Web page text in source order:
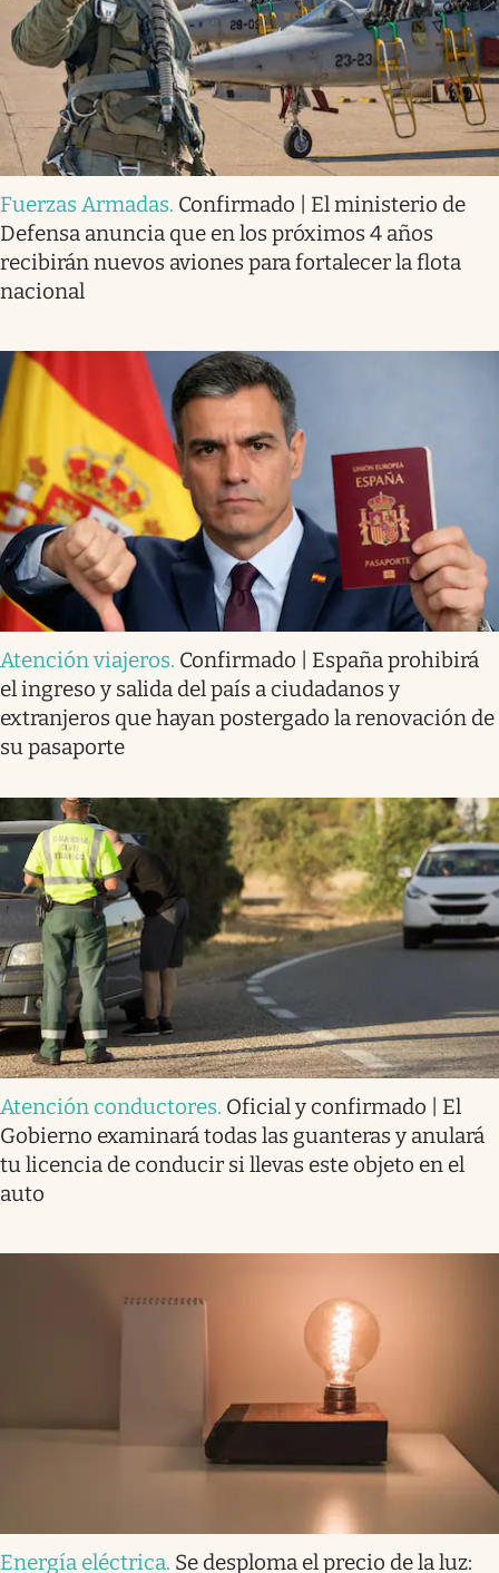
Fuerzas Armadas. Confirmado | El ministerio de
Defensa anuncia que en los próximos 4 años
recibirán nuevos aviones para fortalecer la flota
nacional
Atención viajeros. Confirmado | España prohibirá
el ingreso y salida del país a ciudadanos y
extranjeros que hayan postergado la renovación de
su pasaporte
Atención conductores. Oficial y confirmado | El
Gobierno examinará todas las guanteras y anulará
tu licencia de conducir si llevas este objeto en el
auto
Energía eléctrica. Se desploma el precio de la luz: